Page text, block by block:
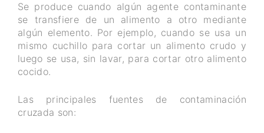
Se produce cuando algún agente contaminante
se transfiere de un alimento a otro mediante
algún elemento. Por ejemplo, cuando se usa un
mismo cuchillo para cortar un alimento crudo y
luego se usa, sin lavar, para cortar otro alimento
cocido.
Las principales fuentes de contaminación
cruzada son: